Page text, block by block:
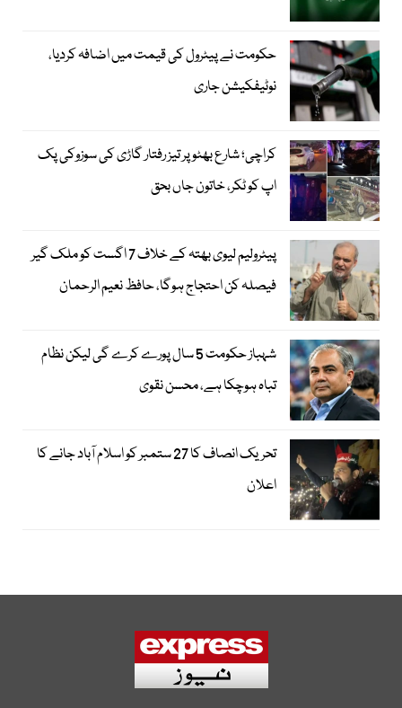
حکومت نے پیٹرول کی قیمت میں اضافہ کردیا،
نوٹیفکیشن جاری
کراچی؛ شارع بھٹو پر تیز رفتار گاڑی کی سوزوکی پک
اپ کو ٹکر، خاتون جاں بحق
پیٹرولیم لیوی بھتہ کے خلاف 7 اگست کو ملک گیر
فیصلہ کن احتجاج ہوگا، حافظ نعیم الرحمان
شہباز حکومت 5 سال پورے کرے گی لیکن نظام
تباہ ہوچکا ہے، محسن نقوی
تحریک انصاف کا 27 ستمبر کو اسلام آباد جانے کا
اعلان